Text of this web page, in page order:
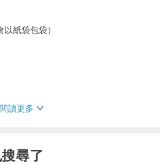
紙袋包袋）
恕不接受退換貨／
閱讀更多
尋了